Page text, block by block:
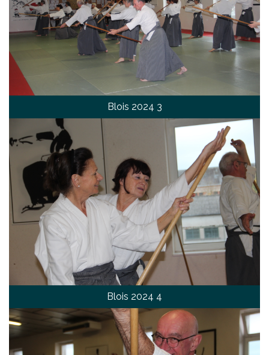
Blois 2024 3
Blois 2024 4